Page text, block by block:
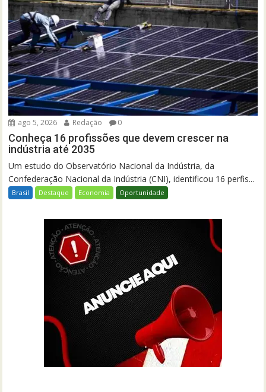
ago 5, 2026 Redação 0
Conheça 16 profissões que devem crescer na
indústria até 2035
Um estudo do Observatório Nacional da Indústria, da
Confederação Nacional da Indústria (CNI), identificou 16 perfis...
Brasil Destaque Economia Oportunidade